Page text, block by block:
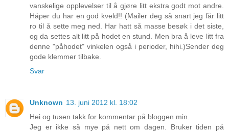
vanskelige opplevelser til å gjøre litt ekstra godt mot andre.
Håper du har en god kveld!! (Mailer deg så snart jeg får litt
ro til å sette meg ned. Har hatt så masse besøk i det siste,
og da settes alt litt på hodet en stund. Men bra å leve litt fra
denne "påhodet" vinkelen også i perioder, hihi.)Sender deg
gode klemmer tilbake.
Svar
Unknown 13. juni 2012 kl. 18:02
Hei og tusen takk for kommentar på bloggen min.
Jeg er ikke så mye på nett om dagen. Bruker tiden på